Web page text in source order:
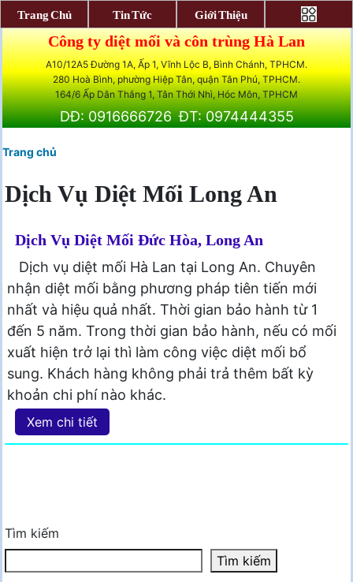
Công ty diệt mối và côn trùng Hà Lan
A10/12A5 Đường 1A, Ấp 1, Vĩnh Lộc B, Bình Chánh, TPHCM.
280 Hoà Bình, phường Hiệp Tân, quận Tân Phú, TPHCM.
164/6 Ấp Dân Thắng 1, Tân Thới Nhì, Hóc Môn, TPHCM
DĐ: 0916666726 ĐT: 0974444355
Trang chủ
Dịch Vụ Diệt Mối Long An
Dịch Vụ Diệt Mối Đức Hòa, Long An
Dịch vụ diệt mối Hà Lan tại Long An. Chuyên
nhận diệt mối bằng phương pháp tiên tiến mới
nhất và hiệu quả nhất. Thời gian bảo hành từ 1
đến 5 năm. Trong thời gian bảo hành, nếu có mối
xuất hiện trở lại thì làm công việc diệt mối bổ
sung. Khách hàng không phải trả thêm bất kỳ
khoản chi phí nào khác.
Xem chi tiết
Tìm kiếm
Tìm kiếm
Trang Chủ Tin Tức Giới Thiệu